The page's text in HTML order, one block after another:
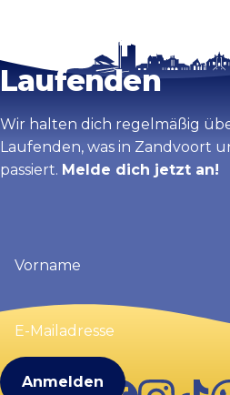
Karte
Bleib auf dem
Laufenden
Wir halten dich regelmäßig
Laufenden, was in Zandvoort
passiert. Melde dich jetzt an!
(erforderlich)
E-
Mailadresse
FacebookInstagram
TikTok